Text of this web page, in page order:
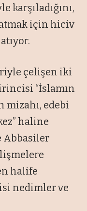
karşıladığını,
için hiciv
çelişen iki
“İslamın
mizahı, edebi
haline
Abbasiler
halife
nedimler ve